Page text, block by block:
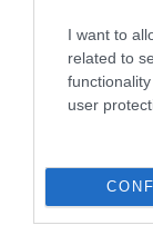
I want to
related to
user